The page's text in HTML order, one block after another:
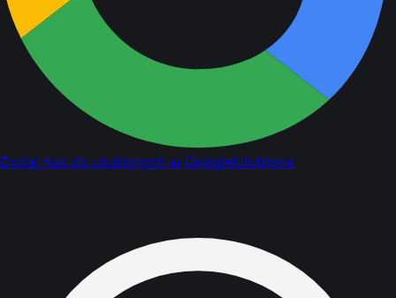
Dodaj nas do ulubionych w GoogleUlubione